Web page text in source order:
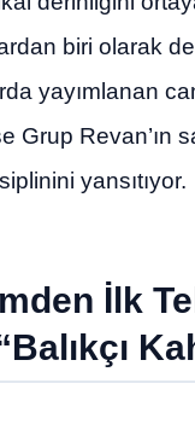
biri olarak
yayımlanan
Grup Revan’ın
yansıtıyor.
İlk